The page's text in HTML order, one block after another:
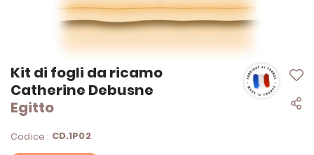
Kit di fogli da ricamo
Catherine Debusne
Egitto
Codice : CD.1P02
Vai
all'inizio
della
galleria
immagini